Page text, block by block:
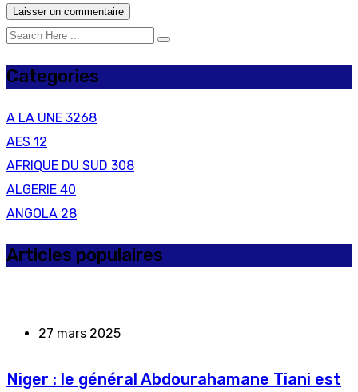
Categories
A LA UNE 3268
AES 12
AFRIQUE DU SUD 308
ALGERIE 40
ANGOLA 28
Articles populaires
27 mars 2025
Niger : le général Abdourahamane Tiani est